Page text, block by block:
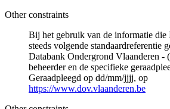
Other constraints
Bij het gebruik van de informatie
steeds volgende standaardreferentie
Databank Ondergrond Vlaanderen -
beheerder en de specifieke
Geraadpleegd op dd/mm/jjjj, op
https://www.dov.vlaanderen.be